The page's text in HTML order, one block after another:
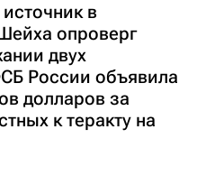
в
опроверг
двух
России объявила
долларов за
к теракту на